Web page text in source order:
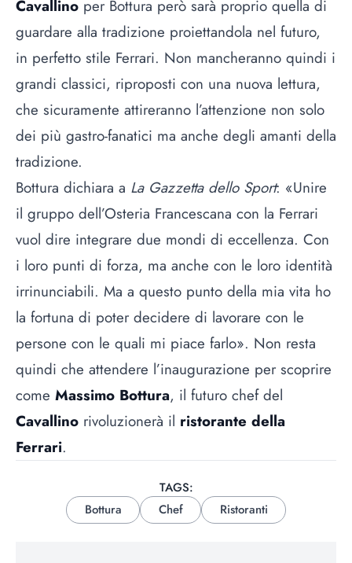
Cavallino per Bottura però sarà proprio quella di
guardare alla tradizione proiettandola nel futuro,
in perfetto stile Ferrari. Non mancheranno quindi i
grandi classici, riproposti con una nuova lettura,
che sicuramente attireranno l’attenzione non solo
dei più gastro-fanatici ma anche degli amanti della
tradizione.
Bottura dichiara a La Gazzetta dello Sport: «Unire
il gruppo dell’Osteria Francescana con la Ferrari
vuol dire integrare due mondi di eccellenza. Con
i loro punti di forza, ma anche con le loro identità
irrinunciabili. Ma a questo punto della mia vita ho
la fortuna di poter decidere di lavorare con le
persone con le quali mi piace farlo». Non resta
quindi che attendere l’inaugurazione per scoprire
come Massimo Bottura, il futuro chef del
Cavallino rivoluzionerà il ristorante della
Ferrari.
TAGS:
Bottura
Chef Ristoranti